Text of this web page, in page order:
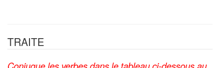
TRAITE
Conjugue les verbes dans le tableau ci-dessous au